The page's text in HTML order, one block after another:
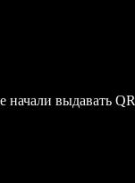
начали выдавать